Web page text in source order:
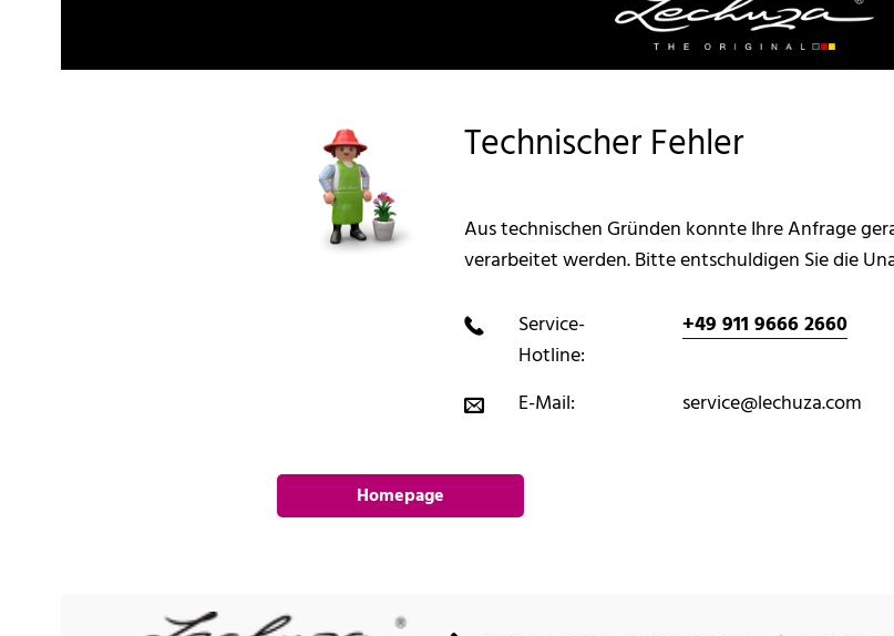
Technischer Fehler
Aus technischen Gründen konnte Ihre Anfrage
verarbeitet werden. Bitte entschuldigen Sie die
Service-
Hotline:
+49 911 9666 2660
E-Mail: service@lechuza.com
Homepage